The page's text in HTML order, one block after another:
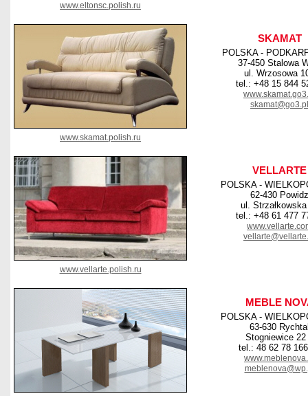
www.eltonsc.polish.ru
SKAMAT
POLSKA -
37-450 Stalowa
ul. Wrzosowa
tel.: +48 15 844
skamat@go3.pl
www.skamat.polish.ru
VELLARTE
POLSKA -
62-430 Powidz
ul.
tel.: +48 61 477
www.vellarte.polish.ru
MEBLE
POLSKA -
63-630
Stogniewice 22
tel.: 48 62 78